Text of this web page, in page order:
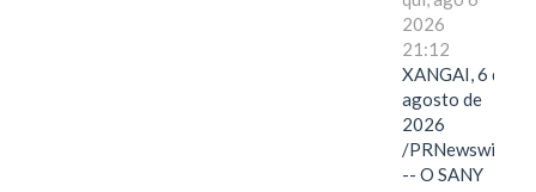
2026
21:12
XANGAI, 6 de
agosto de
2026
/PRNewswire/
-- O SANY